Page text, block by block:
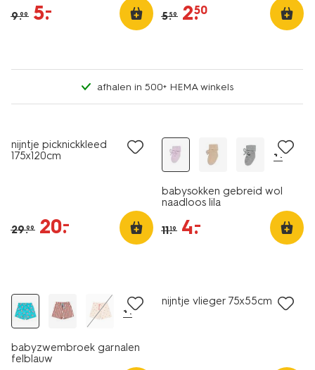
9.99 5.
– 5.59 2.
50
afhalen in 500+ HEMA winkels
nijntje picknickkleed
175x120cm
29.99 20.
–
+1
babysokken gebreid wol
naadloos lila
11.19 4.
–
+1
babyzwembroek garnalen
felblauw
nijntje vlieger 75x55cm